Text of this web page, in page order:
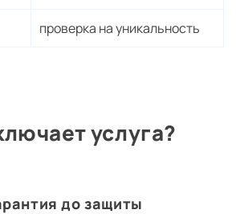
проверка на уникальность
услуга?
до защиты